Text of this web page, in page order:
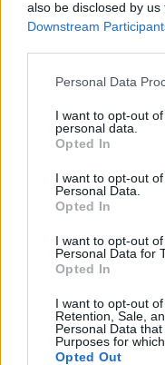
also be disclosed by
Downstream
Please note that this
not limited to your visit
grant or deny consent
use your data for
consent section.
Personal Data
I want to opt-out
personal data.
Opted In
I want to opt-out
Personal Data.
Opted In
I want to opt-out
Personal Data for
Opted In
I want to opt-out
Retention, Sale,
Personal Data
Purposes for
Opted Out
desvelan el
CRÓNICA